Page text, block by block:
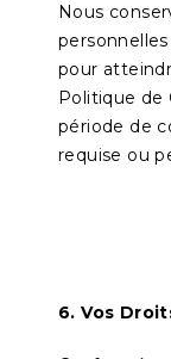
Nous
pour
Politique de
période de
requise ou
6. Vos